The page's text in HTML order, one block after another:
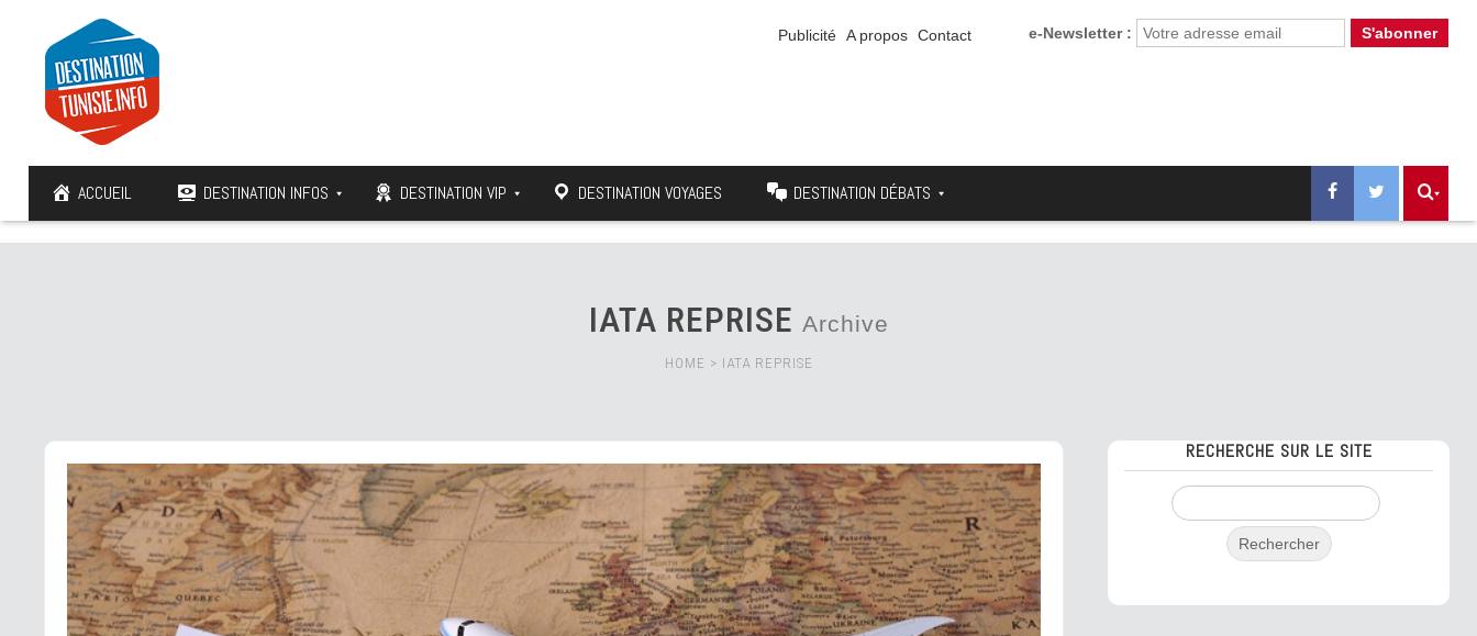
e-Newsletter :
Publicité A propos Contact
ACCUEIL DESTINATION INFOS DESTINATION VIP DESTINATION VOYAGES DESTINATION DÉBATS
IATA REPRISE Archive
HOME > IATA REPRISE
RECHERCHE SUR LE SITE